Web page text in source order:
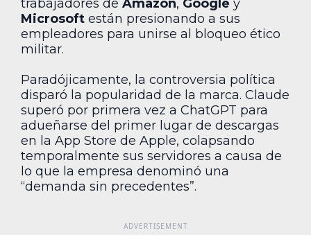
trabajadores de Amazon, Google y
Microsoft están presionando a sus
empleadores para unirse al bloqueo ético
militar.
Paradójicamente, la controversia política
disparó la popularidad de la marca. Claude
superó por primera vez a ChatGPT para
adueñarse del primer lugar de descargas
en la App Store de Apple, colapsando
temporalmente sus servidores a causa de
lo que la empresa denominó una
“demanda sin precedentes”.